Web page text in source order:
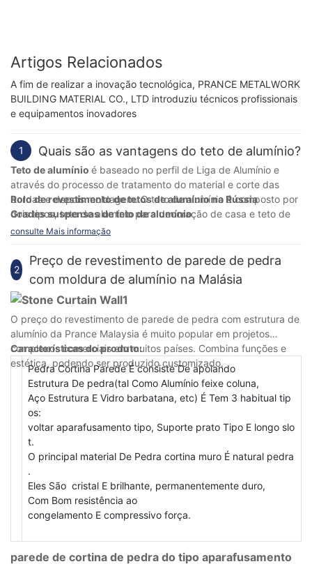
Artigos Relacionados
A fim de realizar a inovação tecnológica, PRANCE METALWORK
BUILDING MATERIAL CO., LTD introduziu técnicos profissionais
e equipamentos inovadores
1 Quais são as vantagens do teto de alumínio?
Teto de alumínio é baseado no perfil de Liga de Alumínio e
através do processo de tratamento do material e corte das
bordas e depois moldagem. O teto de alumínio é composto por
dois tipos, teto de alumínio para decoração de casa e teto de
alumínio para decoração arquitetônica.
apenas duas séries, que são rolantes e esfregadas. Juntamente
com o rápido desenvolvimento, não…Hoje em dia, eles são
muitos tipos de teto de alumínio para decoração de casa.
Vários tipos de processamento foram adicionados à decoração,
como transferência térmica, impressão com tinta, superfície
espelhada e impressão 3D, tornando-se os estilos mais
populares para decoração de teto de alumínio. O uso de
diferentes estilos de impressão no teto e a durabilidade dos
produtos tem conquistado o reconhecimento do mercado.
O teto de alumínio arquitetônico é normalmente processado
com revestimento laminado, revestimento de película e
revestimento esfregante, esses tipos de tratamento de
superfície. O estilo das superfícies é elegante e a cor utilizada
principalmente é o branco. Além disso, a cor branca é a mais
utilizada em forros arquitetônicos de alumínio. O revestimento é
a chave para o comprador quando ele compra o Teto de
Alumínio. A qualidade e garantia da cor do revestimento é a
principal consideração e a durabilidade é a chave para o
comprador.
1. A alta qualidade do revestimento do teto.O teto de alumínio
Rolo de revestimento de tetos de alumínio na Rússia
Grades suspensas de teto de alumínio
Coloque no teto de alumínio popular teto pintado com custo
Tetos de alumínio com revestimento de poliéster na Malásia
consulte Mais informação
2
Preço de revestimento de parede de pedra
com moldura de alumínio na Malásia
O preço do revestimento de parede de pedra com estrutura de
alumínio da Prance Malaysia é muito popular em projetos
complexos comerciais em muitos países. Combina funções e
estética, podendo ser produzido customizado.
Características do produto:
Pedra Cortina Parede É consiste De apoiando
Estrutura De pedra(tal Como Alumínio feixe coluna,
Aço Estrutura E Vidro barbatana, etc) É Tem 3 habitual tip
os:
voltar aparafusamento tipo, Suporte prato Tipo E longo slo
t.
O principal material De Pedra cortina muro É natural pedra
.
Eles São cristal E brilhante, permanentemente duro,
Com Bom resistência ao
congelamento E compressivo força.
parede de cortina de pedra do tipo aparafusamento